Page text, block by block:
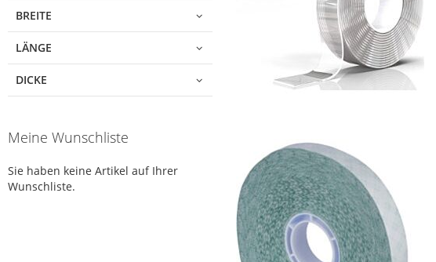
BREITE
LÄNGE
DICKE
Meine Wunschliste
Sie haben keine Artikel auf Ihrer
Wunschliste.